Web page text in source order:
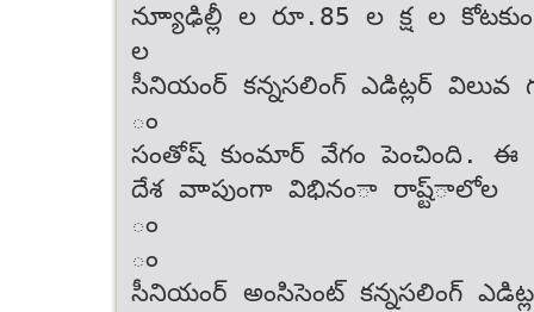
న్యూాఢిల్లీ ల రూ.85 ల క్ష ల
ల
సీనియంర్ కన్నసలింగ్ ఎడిట్లర్ విలువ
ం
సంతోష్ కుంమార్ వేగం పెంచింది. ఈ
దేశ వాాపుంగా విభినంా రాష్ట్ాలోల
ం
ం
సీనియంర్ అంసిసెంట్ కన్నసలింగ్